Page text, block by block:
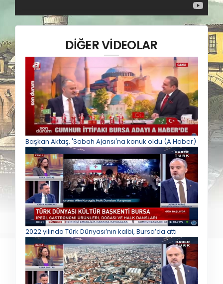
DİĞER VİDEOLAR
Başkan Aktaş, 'Sabah Ajansı'na konuk oldu (A Haber)
2022 yılında Türk Dünyası’nın kalbi, Bursa’da attı